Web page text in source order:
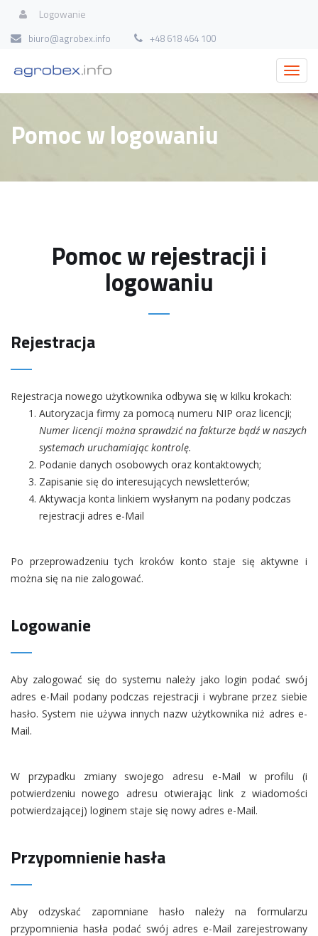
Logowanie
biuro@agrobex.info +48 618 464 100
Pomoc w logowaniu
Pomoc w rejestracji i
logowaniu
Rejestracja
Rejestracja nowego użytkownika odbywa się w kilku krokach:
Autoryzacja firmy za pomocą numeru NIP oraz licencji;
Numer licencji można sprawdzić na fakturze bądź w naszych
systemach uruchamiając kontrolę.
Podanie danych osobowych oraz kontaktowych;
Zapisanie się do interesujących newsletterów;
Aktywacja konta linkiem wysłanym na podany podczas
rejestracji adres e-Mail
Po przeprowadzeniu tych kroków konto staje się aktywne i
można się na nie zalogować.
Logowanie
Aby zalogować się do systemu należy jako login podać swój
adres e-Mail podany podczas rejestracji i wybrane przez siebie
hasło. System nie używa innych nazw użytkownika niż adres e-
Mail.
W przypadku zmiany swojego adresu e-Mail w profilu (i
potwierdzeniu nowego adresu otwierając link z wiadomości
potwierdzającej) loginem staje się nowy adres e-Mail.
Przypomnienie hasła
Aby odzyskać zapomniane hasło należy na formularzu
przypomnienia hasła podać swój adres e-Mail zarejestrowany